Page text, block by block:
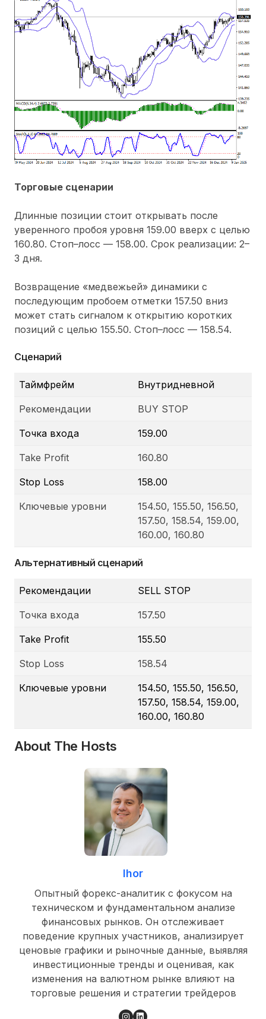
Торговые сценарии
Длинные позиции стоит открывать после
уверенного пробоя уровня 159.00 вверх с целью
160.80. Стоп–лосс — 158.00. Срок реализации: 2–
3 дня.
Возвращение «медвежьей» динамики с
последующим пробоем отметки 157.50 вниз
может стать сигналом к открытию коротких
позиций с целью 155.50. Стоп–лосс — 158.54.
Сценарий
Таймфрейм Внутридневной
Рекомендации BUY STOP
Точка входа 159.00
Take Profit 160.80
Stop Loss 158.00
Ключевые уровни
154.50, 155.50, 156.50,
157.50, 158.54, 159.00,
160.00, 160.80
Альтернативный сценарий
Рекомендации SELL STOP
Точка входа 157.50
Take Profit 155.50
Stop Loss 158.54
Ключевые уровни
154.50, 155.50, 156.50,
157.50, 158.54, 159.00,
160.00, 160.80
About The Hosts
Ihor
Опытный форекс-аналитик с фокусом на
техническом и фундаментальном анализе
финансовых рынков. Он отслеживает
поведение крупных участников, анализирует
ценовые графики и рыночные данные, выявляя
инвестиционные тренды и оценивая, как
изменения на валютном рынке влияют на
торговые решения и стратегии трейдеров